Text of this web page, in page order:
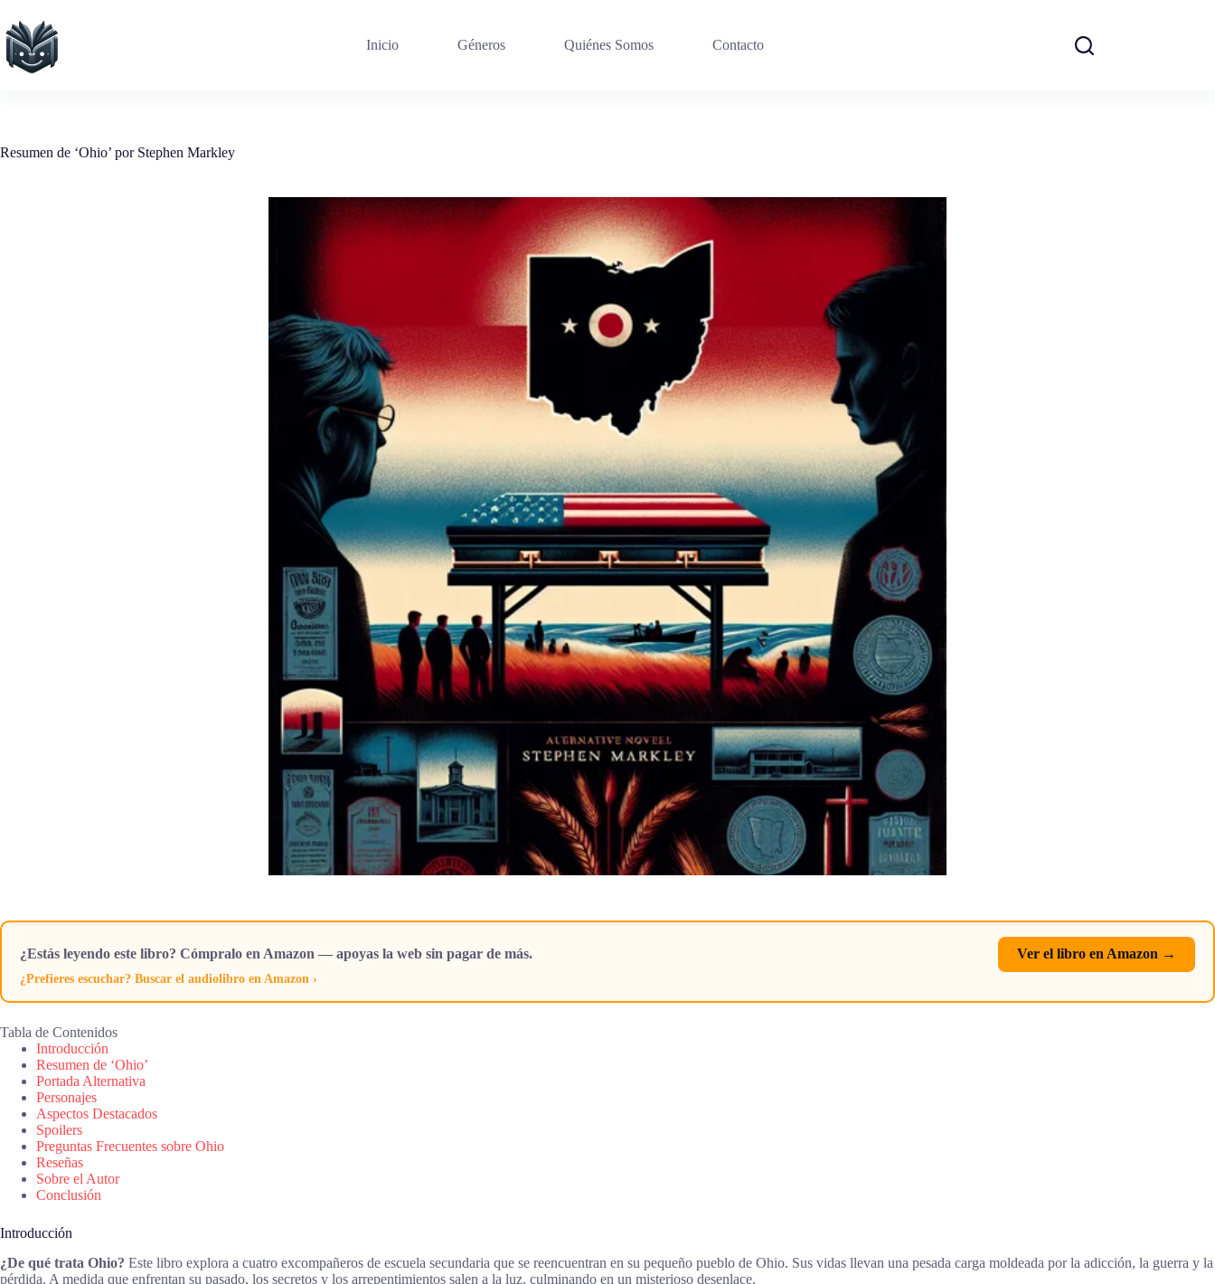
contenido
Inicio Géneros Quiénes Somos Contacto
Resumen de ‘Ohio’ por Stephen Markley
¿Estás leyendo este libro? Cómpralo en Amazon — apoyas la web sin pagar de más. Ver el libro en Amazon →
¿Prefieres escuchar? Buscar el audiolibro en Amazon ›
Tabla de Contenidos
Introducción
Resumen de ‘Ohio’
Portada Alternativa
Personajes
Aspectos Destacados
Spoilers
Preguntas Frecuentes sobre Ohio
Reseñas
Sobre el Autor
Conclusión
Introducción
¿De qué trata Ohio? Este libro explora a cuatro excompañeros de escuela secundaria que se reencuentran en su pequeño pueblo de Ohio. Sus vidas llevan una pesada carga moldeada por la adicción, la guerra y la
pérdida. A medida que enfrentan su pasado, los secretos y los arrepentimientos salen a la luz, culminando en un misterioso desenlace.